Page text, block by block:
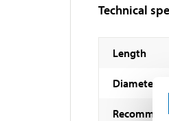
Technical
Length
Diameter